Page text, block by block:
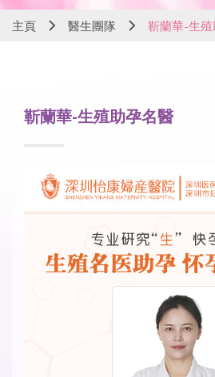
主頁 醫生團隊 靳蘭華-生
靳蘭華-生殖助孕名醫